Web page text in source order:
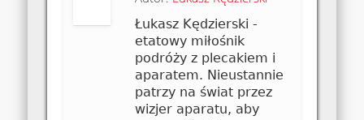
Łukasz Kędzierski -
etatowy miłośnik
podróży z plecakiem i
aparatem. Nieustannie
patrzy na świat przez
wizjer aparatu, aby